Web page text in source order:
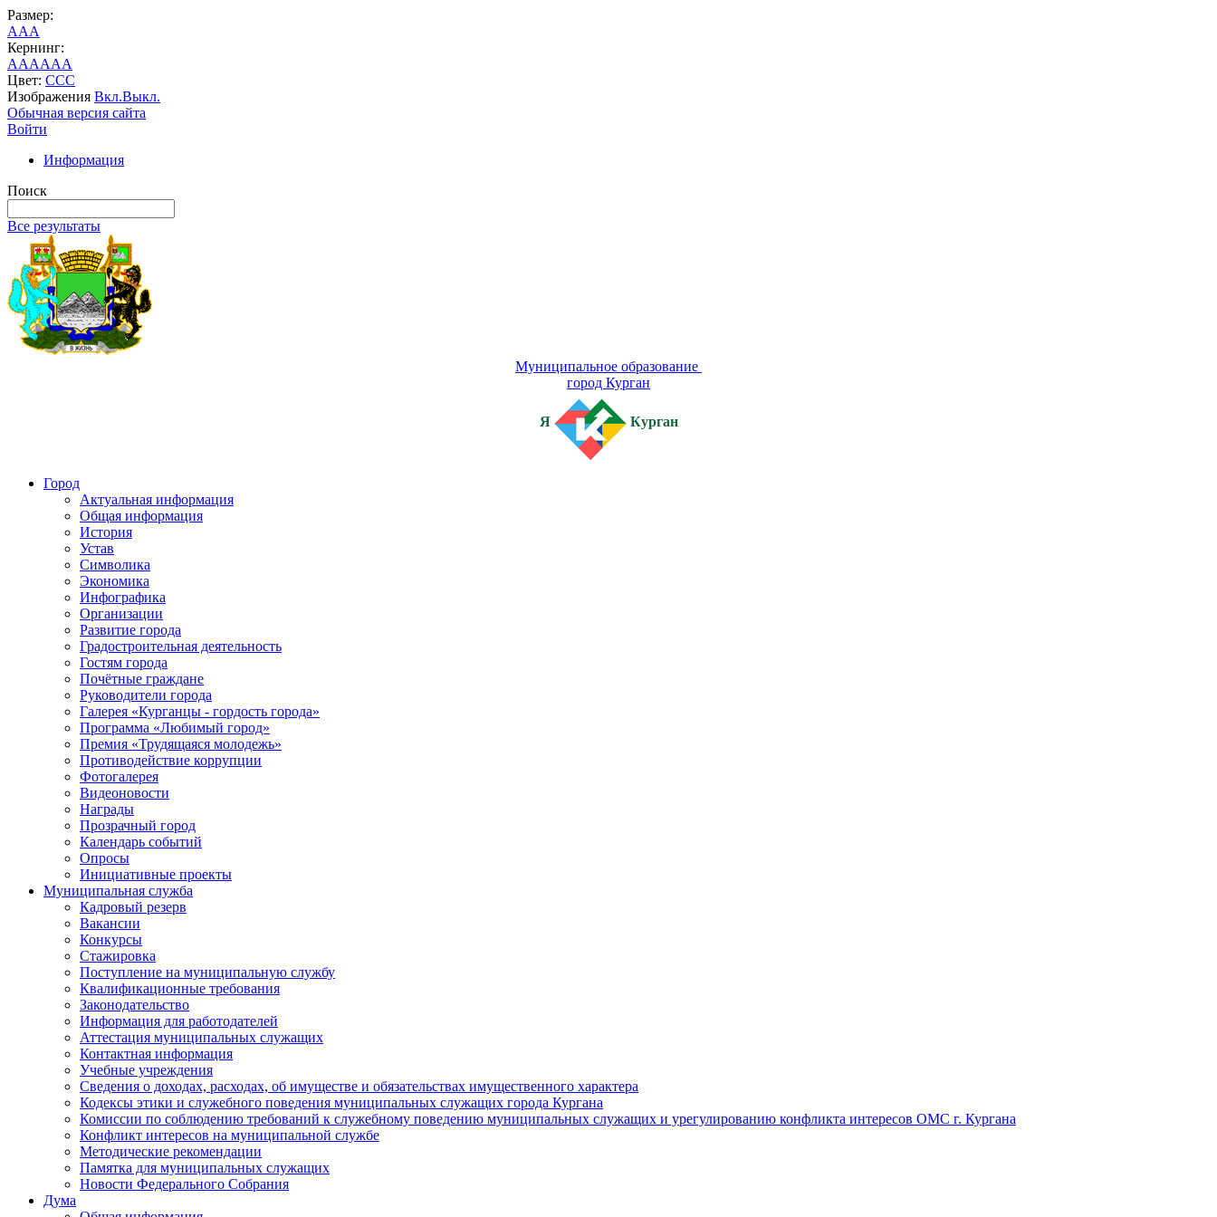
Размер:
AAA
Кернинг:
AAAAAA
Цвет: CCC
Изображения Вкл.Выкл.
Обычная версия сайта
Войти
Информация
Поиск
Все результаты
Муниципальное образование
город Курган
Я Курган
Город
Актуальная информация
Общая информация
История
Устав
Символика
Экономика
Инфографика
Организации
Развитие города
Градостроительная деятельность
Гостям города
Почётные граждане
Руководители города
Галерея «Курганцы - гордость города»
Программа «Любимый город»
Премия «Трудящаяся молодежь»
Противодействие коррупции
Фотогалерея
Видеоновости
Награды
Прозрачный город
Календарь событий
Опросы
Инициативные проекты
Муниципальная служба
Кадровый резерв
Вакансии
Конкурсы
Стажировка
Поступление на муниципальную службу
Квалификационные требования
Законодательство
Информация для работодателей
Аттестация муниципальных служащих
Контактная информация
Учебные учреждения
Сведения о доходах, расходах, об имуществе и обязательствах имущественного характера
Кодексы этики и служебного поведения муниципальных служащих города Кургана
Комиссии по соблюдению требований к служебному поведению муниципальных служащих и урегулированию конфликта интересов ОМС г. Кургана
Конфликт интересов на муниципальной службе
Методические рекомендации
Памятка для муниципальных служащих
Новости Федерального Cобрания
Дума